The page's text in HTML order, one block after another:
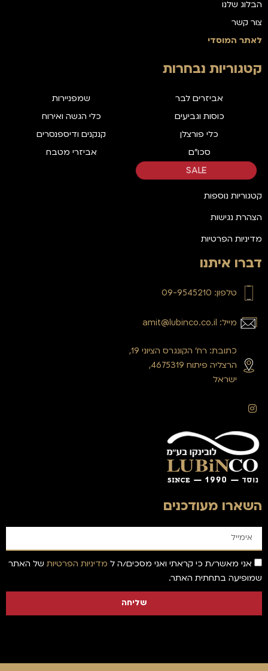
הבלוג שלנו
צור קשר
לאתר המוסדי
קטגוריות נבחרות
אביזרים לבר
שמפניירות
כוסות וגביעים
כלי הגשה ואירוח
כלי פורצלן
קנקנים ודיספנסרים
סכו"ם
אביזרי מטבח
SALE
קטגוריות נוספות
הצהרת נגישות
מדיניות הפרטיות
דברו איתנו
טלפון: 09-9545210
מייל: amit@lubinco.co.il
כתובת: רח’ הקונגרס הציוני 19,
הרצליה פיתוח 4675319,
ישראל
השארו מעודכנים
אני מאשר/ת כי קראתי ואני מסכים/ה ל מדיניות הפרטיות של האתר
שמופיעה בתחתית האתר.
שליחה